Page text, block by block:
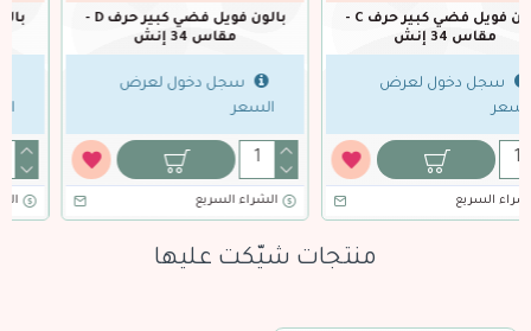
بالون فويل فضي كبير حرف D -
بالون فويل فضي كبير حرف E -
مقاس 34 إنش
سجل دخول لعرض
مقاس 34 إنش
سجل دخول لعرض
منتجات شيّكت عليها